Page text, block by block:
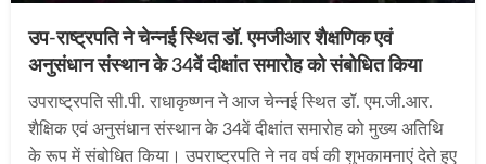
उप-राष्ट्रपति ने चेन्नई स्थित डॉ. एमजीआर शैक्षणिक एवं
अनुसंधान संस्थान के 34वें दीक्षांत समारोह को संबोधित किया
उपराष्ट्रपति सी.पी. राधाकृष्णन ने आज चेन्नई स्थित डॉ. एम.जी.आर.
शैक्षिक एवं अनुसंधान संस्थान के 34वें दीक्षांत समारोह को मुख्य अतिथि
के रूप में संबोधित किया। उपराष्ट्रपति ने नव वर्ष की शुभकामनाएं देते हुए